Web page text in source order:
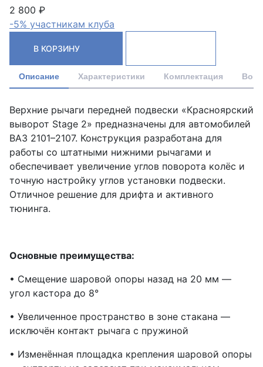
2 800 ₽
-5% участникам клуба
В КОРЗИНУ
Описание Характеристики Комплектация
Верхние рычаги передней подвески «Красноярский
выворот Stage 2» предназначены для автомобилей
ВАЗ 2101–2107. Конструкция разработана для
работы со штатными нижними рычагами и
обеспечивает увеличение углов поворота колёс и
точную настройку углов установки подвески.
Отличное решение для дрифта и активного
тюнинга.
Основные преимущества:
• Смещение шаровой опоры назад на 20 мм —
угол кастора до 8°
• Увеличенное пространство в зоне стакана —
исключён контакт рычага с пружиной
• Изменённая площадка крепления шаровой опоры